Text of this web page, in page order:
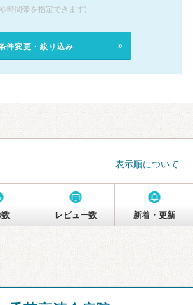
時間帯を指定できます)
件変更・絞り込み
表示順について
レビュー数 新着・更新